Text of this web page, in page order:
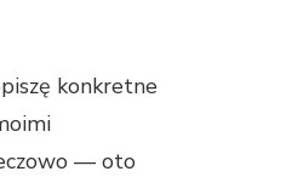
konkretne
— oto